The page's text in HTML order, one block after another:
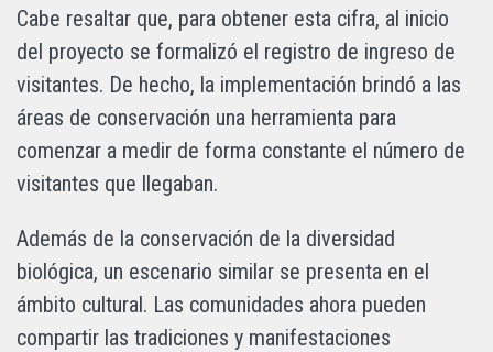
Cabe resaltar que, para obtener esta cifra, al inicio
del proyecto se formalizó el registro de ingreso de
visitantes. De hecho, la implementación brindó a las
áreas de conservación una herramienta para
comenzar a medir de forma constante el número de
visitantes que llegaban.
Además de la conservación de la diversidad
biológica, un escenario similar se presenta en el
ámbito cultural. Las comunidades ahora pueden
compartir las tradiciones y manifestaciones